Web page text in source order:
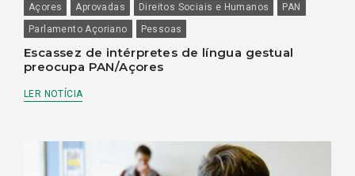
Açores Aprovadas Direitos Sociais e Humanos
PAN
Parlamento Açoriano
Pessoas
Escassez de intérpretes de língua gestual
preocupa PAN/Açores
LER NOTÍCIA